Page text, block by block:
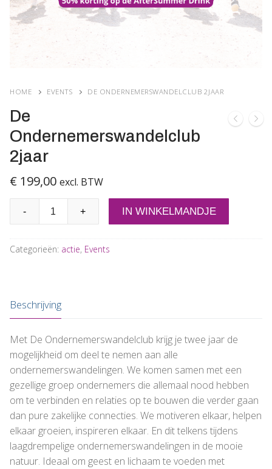
HOME EVENTS DE ONDERNEMERSWANDELCLUB 2JAAR
De
Ondernemerswandelclub
2jaar
€ 199,00 excl. BTW
aantal
- + IN WINKELMANDJE
Categorieën: actie, Events
Beschrijving
Met De Ondernemerswandelclub krijg je twee jaar de
mogelijkheid om deel te nemen aan alle
ondernemerswandelingen. We komen samen met een
gezellige groep ondernemers die allemaal nood hebben
om te verbinden en relaties op te bouwen die verder gaan
dan pure zakelijke connecties. We motiveren elkaar, helpen
elkaar groeien, inspireren elkaar. En dit telkens tijdens
laagdrempelige ondernemerswandelingen in de mooie
natuur. Ideaal om geest en lichaam te voeden met